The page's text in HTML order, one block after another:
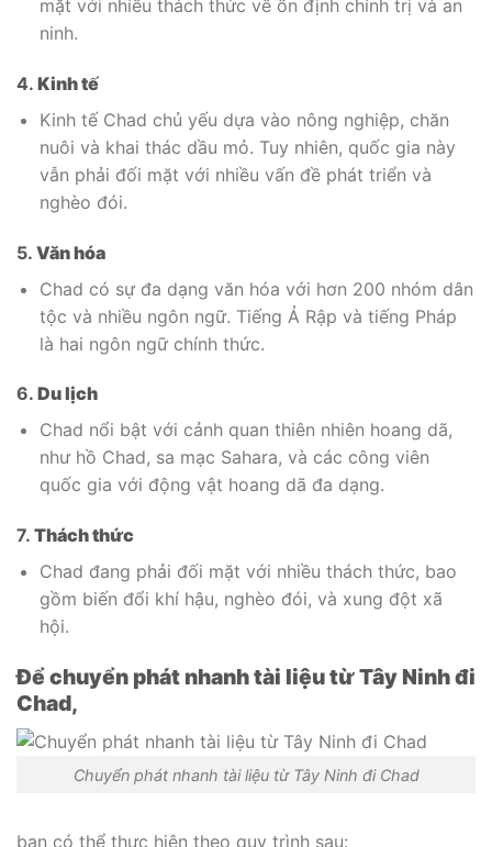
mặt với nhiều thách thức về ổn định chính trị và an
ninh.
4. Kinh tế
Kinh tế Chad chủ yếu dựa vào nông nghiệp, chăn
nuôi và khai thác dầu mỏ. Tuy nhiên, quốc gia này
vẫn phải đối mặt với nhiều vấn đề phát triển và
nghèo đói.
5. Văn hóa
Chad có sự đa dạng văn hóa với hơn 200 nhóm dân
tộc và nhiều ngôn ngữ. Tiếng Ả Rập và tiếng Pháp
là hai ngôn ngữ chính thức.
6. Du lịch
Chad nổi bật với cảnh quan thiên nhiên hoang dã,
như hồ Chad, sa mạc Sahara, và các công viên
quốc gia với động vật hoang dã đa dạng.
7. Thách thức
Chad đang phải đối mặt với nhiều thách thức, bao
gồm biến đổi khí hậu, nghèo đói, và xung đột xã
hội.
Để chuyển phát nhanh tài liệu từ Tây Ninh đi
Chad,
Chuyển phát nhanh tài liệu từ Tây Ninh đi Chad
bạn có thể thực hiện theo quy trình sau: